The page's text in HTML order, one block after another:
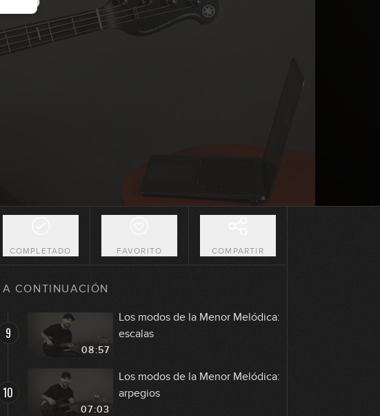
COMPLETADO FAVORITO COMPARTIR
A CONTINUACIÓN
4
Los modos de la Menor Armónica:
arpegios
7
Los modos de la Menor Melódica:
teoría
09:25
Armonizando la escala Menor
9
08:57
Los modos de la Menor Melódica:
escalas
10
07:03
Los modos de la Menor Melódica:
arpegios